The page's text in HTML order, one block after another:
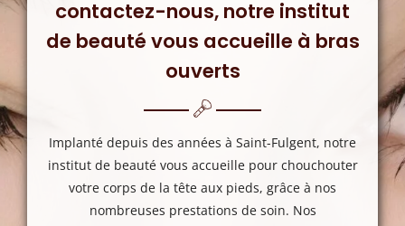
contactez-nous, notre institut
de beauté vous accueille à bras
ouverts
Implanté depuis des années à Saint-Fulgent, notre
institut de beauté vous accueille pour chouchouter
votre corps de la tête aux pieds, grâce à nos
nombreuses prestations de soin. Nos